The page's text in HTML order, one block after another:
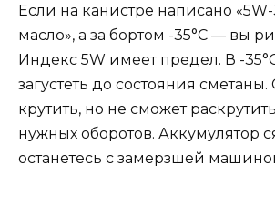
Если на канистре написано
масло», а за бортом -35°C — вы
Индекс 5W имеет предел. В -
загустеть до состояния сметаны.
крутить, но не сможет
нужных оборотов. Аккумулятор
останетесь с замерзшей